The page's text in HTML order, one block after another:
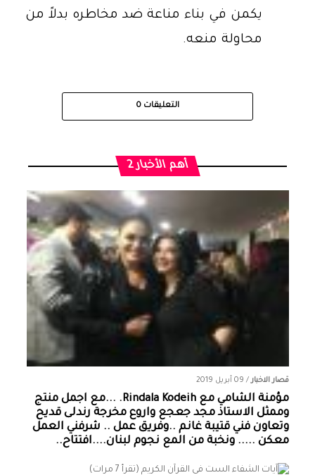
يكمن في بناء مناعة ضد مخاطره بدلاً من
محاولة منعه.
التعليقات 0
أهم الأخبار 2
قصار الاخبار/ 09 أبريل 2019
مؤمنة الشامي‏ مع ‏‎Rindala Kodeih‎‏. ...مع اجمل منتج
وممثل الاستاذ مجد جعجع واروع مخرجة رندلى قديح
وتعاون فني قتيبة غانم ..وفريق عمل .. شرفني العمل
معكن ..... ونخبة من المع نجوم لبنان....افتتاح..